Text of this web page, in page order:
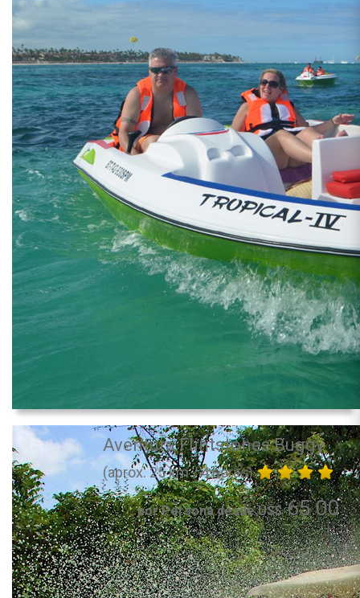
Aventura Flintstones Buggy
(aprox. 25 km / 4 horas)
por Persona desde US$65.00